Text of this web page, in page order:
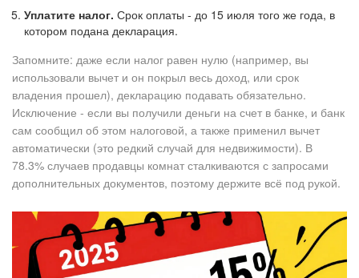
Уплатите налог. Срок оплаты - до 15 июля того же года, в
котором подана декларация.
Запомните: даже если налог равен нулю (например, вы
использовали вычет и он покрыл весь доход, или срок
владения прошел), декларацию подавать обязательно.
Исключение - если вы получили деньги на счет в банке, и банк
сам сообщил об этом налоговой, а также применил вычет
автоматически (это редкий случай для недвижимости). В
78.3% случаев продавцы комнат сталкиваются с запросами
дополнительных документов, поэтому держите всё под рукой.